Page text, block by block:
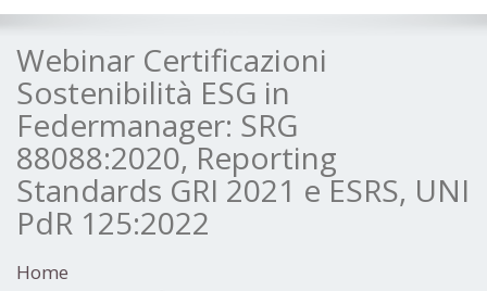
Webinar Certificazioni
Sostenibilità ESG in
Federmanager: SRG
88088:2020, Reporting
Standards GRI 2021 e ESRS, UNI
PdR 125:2022
Home